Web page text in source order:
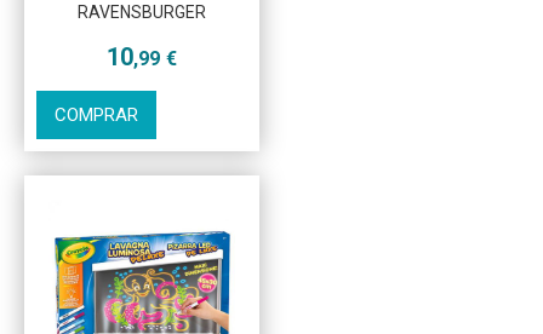
RAVENSBURGER
10,99 €
COMPRAR